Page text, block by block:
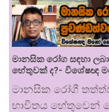
මානසික රෝග සඳහා
හේතුවක් ද?- විශේෂඥ
මානසික රෝගී
භාවිතය හේතුවෙන්